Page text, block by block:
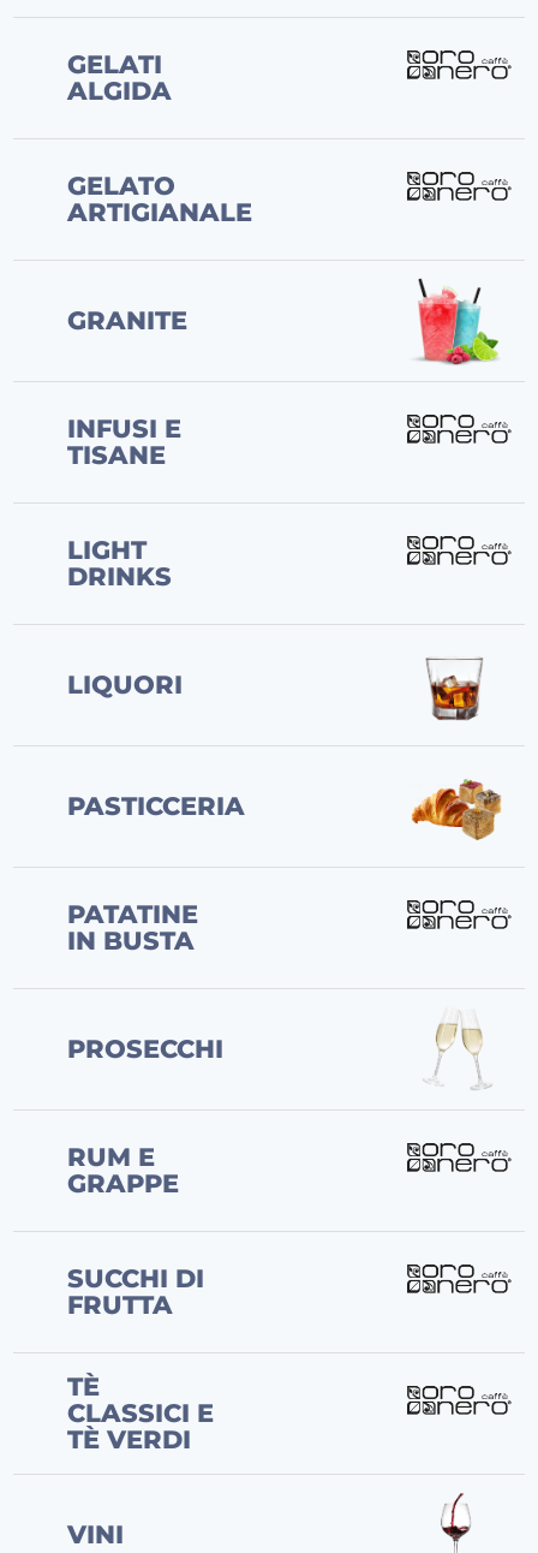
GELATI
ALGIDA
GELATO
ARTIGIANALE
GRANITE
INFUSI E
TISANE
LIGHT
DRINKS
LIQUORI
PASTICCERIA
PATATINE
IN BUSTA
PROSECCHI
RUM E
GRAPPE
SUCCHI DI
FRUTTA
TÈ
CLASSICI E
TÈ VERDI
VINI